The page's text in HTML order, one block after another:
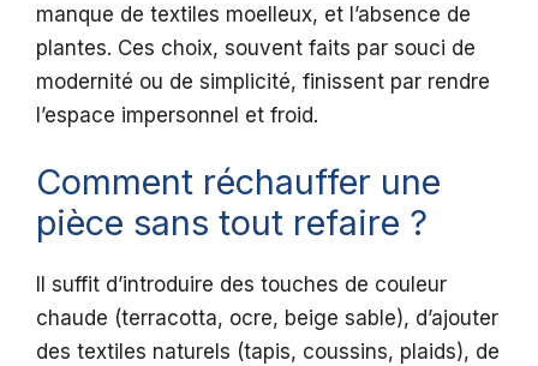
manque de textiles moelleux, et l’absence de
plantes. Ces choix, souvent faits par souci de
modernité ou de simplicité, finissent par rendre
l’espace impersonnel et froid.
Comment réchauffer une
pièce sans tout refaire ?
Il suffit d’introduire des touches de couleur
chaude (terracotta, ocre, beige sable), d’ajouter
des textiles naturels (tapis, coussins, plaids), de